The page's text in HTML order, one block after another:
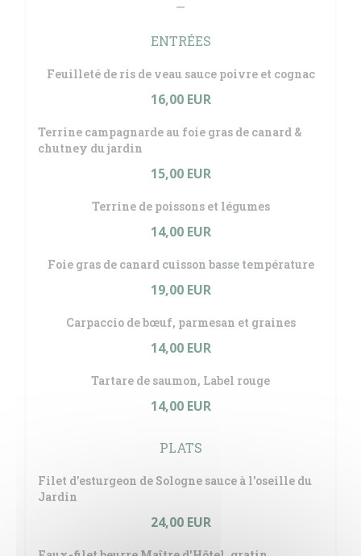
ENTRÉES
Feuilleté de ris de veau sauce poivre et cognac
16,00 EUR
Terrine campagnarde au foie gras de canard &
chutney du jardin
15,00 EUR
Terrine de poissons et légumes
14,00 EUR
Foie gras de canard cuisson basse température
19,00 EUR
Carpaccio de bœuf, parmesan et graines
14,00 EUR
Tartare de saumon, Label rouge
14,00 EUR
PLATS
Filet d'esturgeon de Sologne sauce à l'oseille du
Jardin
24,00 EUR